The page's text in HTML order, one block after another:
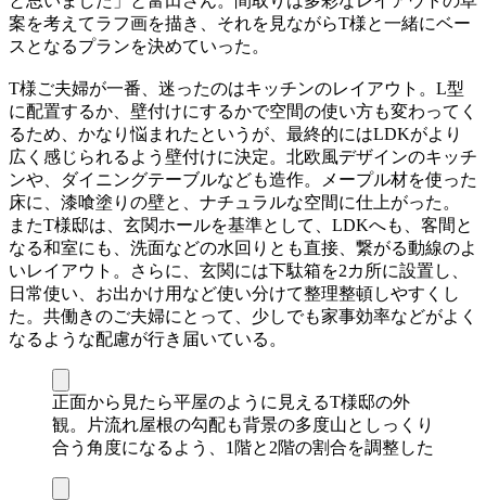
案を考えてラフ画を描き、それを見ながらT様と一緒にベー
スとなるプランを決めていった。
T様ご夫婦が一番、迷ったのはキッチンのレイアウト。L型
に配置するか、壁付けにするかで空間の使い方も変わってく
るため、かなり悩まれたというが、最終的にはLDKがより
広く感じられるよう壁付けに決定。北欧風デザインのキッチ
ンや、ダイニングテーブルなども造作。メープル材を使った
床に、漆喰塗りの壁と、ナチュラルな空間に仕上がった。
またT様邸は、玄関ホールを基準として、LDKへも、客間と
なる和室にも、洗面などの水回りとも直接、繋がる動線のよ
いレイアウト。さらに、玄関には下駄箱を2カ所に設置し、
日常使い、お出かけ用など使い分けて整理整頓しやすくし
た。共働きのご夫婦にとって、少しでも家事効率などがよく
なるような配慮が行き届いている。
正面から見たら平屋のように見えるT様邸の外
観。片流れ屋根の勾配も背景の多度山としっくり
合う角度になるよう、1階と2階の割合を調整した